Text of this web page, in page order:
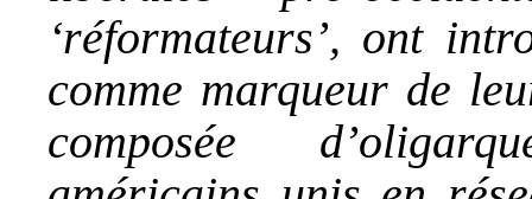
‘réformateurs’, ont
comme marqueur de
composée